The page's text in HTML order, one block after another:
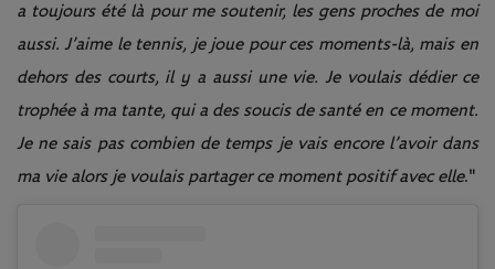
a toujours été là pour me soutenir, les gens proches de moi
aussi. J’aime le tennis, je joue pour ces moments-là, mais en
dehors des courts, il y a aussi une vie. Je voulais dédier ce
trophée à ma tante, qui a des soucis de santé en ce moment.
Je ne sais pas combien de temps je vais encore l’avoir dans
ma vie alors je voulais partager ce moment positif avec elle."